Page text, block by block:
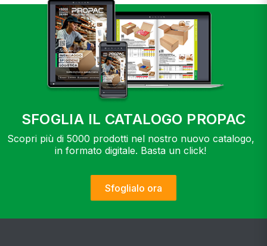
SFOGLIA IL CATALOGO PROPAC
Scopri più di 5000 prodotti nel nostro nuovo catalogo,
in formato digitale. Basta un click!
Sfoglialo ora